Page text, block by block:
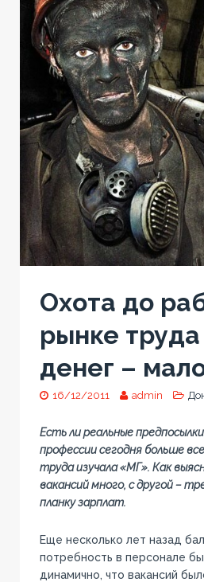
Охота до
рынке
денег –
16/12/2011 admin
Есть ли реальные
профессии сегодня больше
труда изучала «МГ». Как
вакансий много, с другой –
планку зарплат.
Еще несколько лет назад
потребность в персонале
динамично, что вакансий